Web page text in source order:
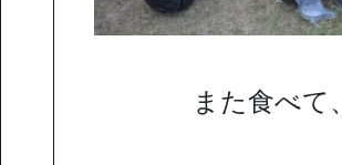
また食べて、